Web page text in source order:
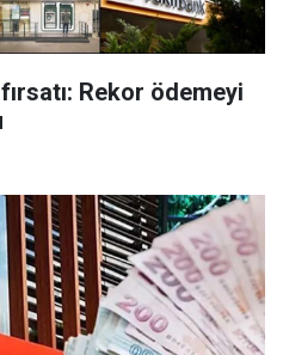
Rekor ödemeyi